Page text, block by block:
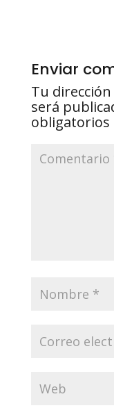
Enviar
Tu
será
obligatorios